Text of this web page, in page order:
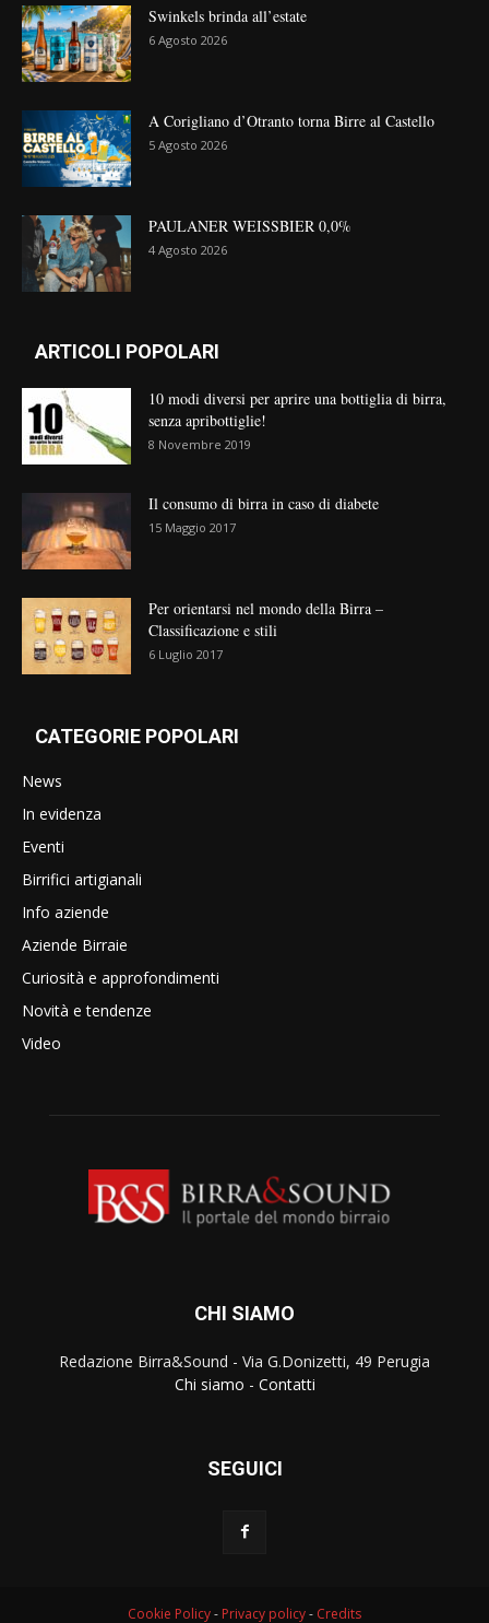
Swinkels brinda all’estate
6 Agosto 2026
A Corigliano d’Otranto torna Birre al Castello
5 Agosto 2026
PAULANER WEISSBIER 0,0%
4 Agosto 2026
ARTICOLI POPOLARI
10 modi diversi per aprire una bottiglia di birra,
senza apribottiglie!
8 Novembre 2019
Il consumo di birra in caso di diabete
15 Maggio 2017
Per orientarsi nel mondo della Birra –
Classificazione e stili
6 Luglio 2017
CATEGORIE POPOLARI
News
In evidenza
Eventi
Birrifici artigianali
Info aziende
Aziende Birraie
Curiosità e approfondimenti
Novità e tendenze
Video
CHI SIAMO
Redazione Birra&Sound - Via G.Donizetti, 49 Perugia
Chi siamo - Contatti
SEGUICI
Cookie Policy- Privacy policy- Credits